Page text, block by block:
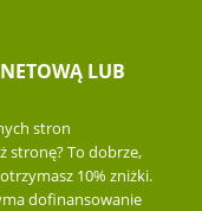
LUB
stron
stronę? To dobrze,
10% zniżki.
dofinansowanie